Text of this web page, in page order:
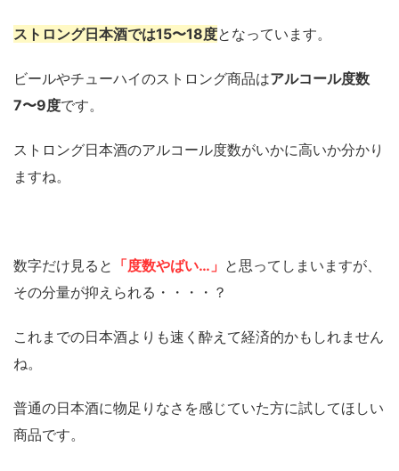
ストロング日本酒では15〜18度となっています。
ビールやチューハイのストロング商品はアルコール度数
7〜9度です。
ストロング日本酒のアルコール度数がいかに高いか分かり
ますね。
数字だけ見ると 「度数やばい…」 と思ってしまいますが、
その分量が抑えられる・・・・？
これまでの日本酒よりも速く酔えて経済的かもしれません
ね。
普通の日本酒に物足りなさを感じていた方に試してほしい
商品です。